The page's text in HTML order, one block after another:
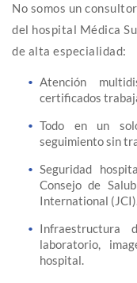
No somos un
del hospital Médica
de alta especialidad:
Atención
certificados
Todo en un
seguimiento sin
Seguridad
Consejo de
International
Infraestructura
laboratorio,
hospital.